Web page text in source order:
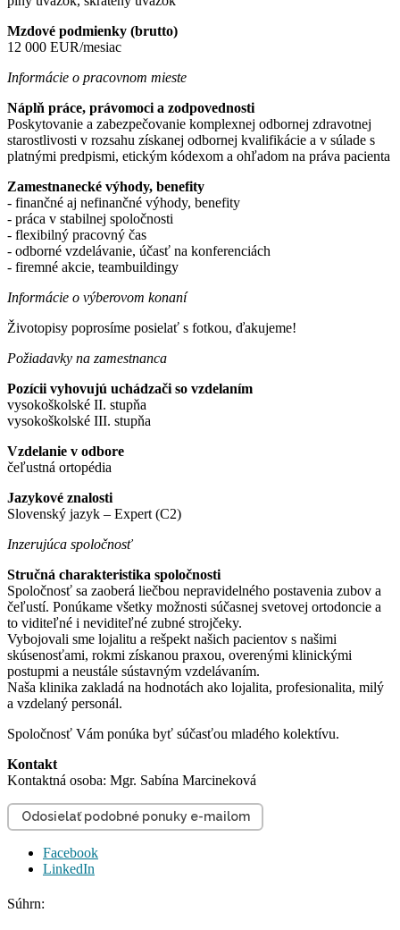
Mzdové podmienky (brutto)
12 000 EUR/mesiac
Informácie o pracovnom mieste
Náplň práce, právomoci a zodpovednosti
​Poskytovanie a zabezpečovanie komplexnej odbornej zdravotnej
starostlivosti v rozsahu získanej odbornej kvalifikácie a v súlade s
platnými predpismi, etickým kódexom a ohľadom na práva pacienta​
Zamestnanecké výhody, benefity
​- finančné aj nefinančné výhody, benefity
​- práca v stabilnej spoločnosti
​- flexibilný pracovný čas
​- odborné vzdelávanie, účasť na konferenciách
​- firemné akcie, teambuildingy​
Informácie o výberovom konaní
Životopisy poprosíme posielať s fotkou, ďakujeme!
Požiadavky na zamestnanca
Pozícii vyhovujú uchádzači so vzdelaním
vysokoškolské II. stupňa
vysokoškolské III. stupňa
Vzdelanie v odbore
čeľustná ortopédia
Jazykové znalosti
Slovenský jazyk – Expert (C2)
Inzerujúca spoločnosť
Stručná charakteristika spoločnosti
Spoločnosť sa zaoberá liečbou nepravidelného postavenia zubov a
čeľustí. Ponúkame všetky možnosti súčasnej svetovej ortodoncie a
to viditeľné i neviditeľné zubné strojčeky.
Vybojovali sme lojalitu a rešpekt našich pacientov s našimi
skúsenosťami, rokmi získanou praxou, overenými klinickými
postupmi a neustále sústavným vzdelávaním.
Naša klinika zakladá na hodnotách ako lojalita, profesionalita, milý
a vzdelaný personál.
Spoločnosť Vám ponúka byť súčasťou mladého kolektívu.
Kontakt
Kontaktná osoba: Mgr. Sabína Marcineková
Odosielať podobné ponuky e-mailom
Facebook
LinkedIn
Súhrn: